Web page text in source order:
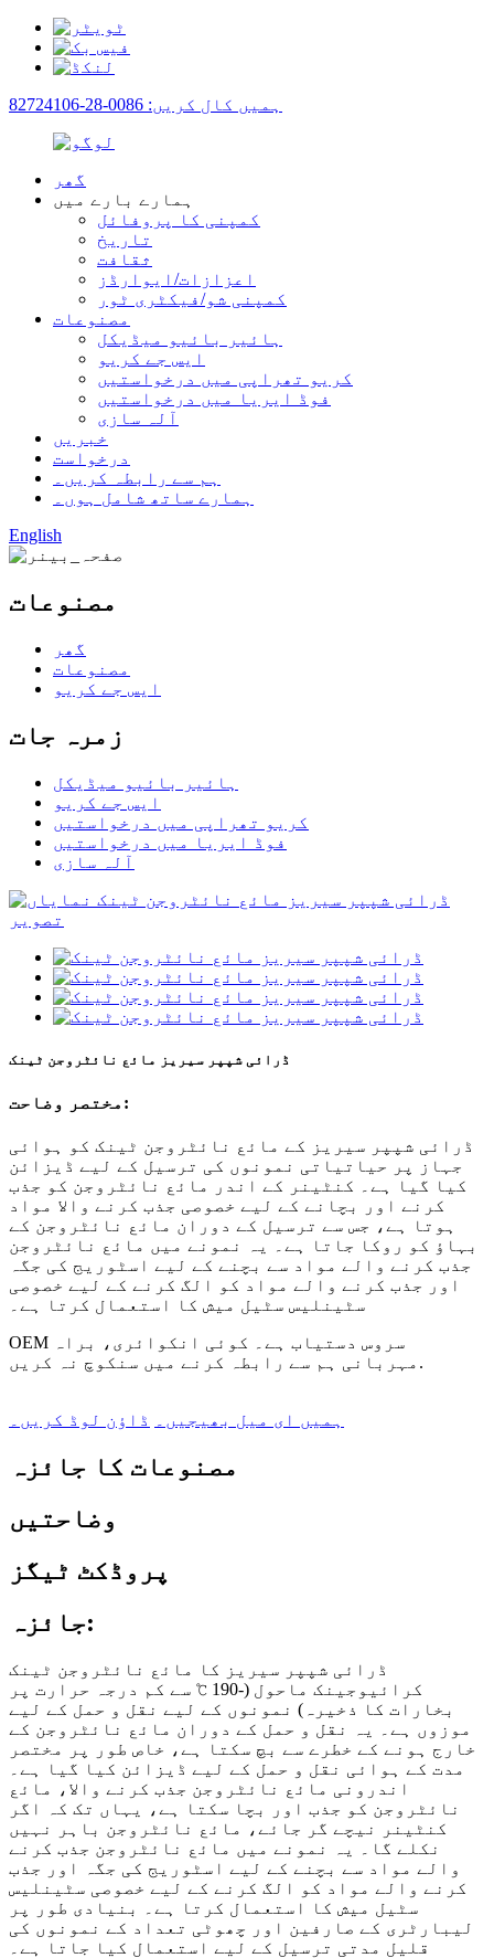
ہمیں کال کریں: 0086-28-82724106
گھر
ہمارے بارے میں
کمپنی کا پروفائل
تاریخ
ثقافت
اعزازات/ایوارڈز
کمپنی شو/فیکٹری ٹور
مصنوعات
ہائیر بائیو میڈیکل
ایس جے کریو
کریو تھراپی میں درخواستیں
فوڈ ایریا میں درخواستیں
آلہ سازی
خبریں
درخواست
ہم سے رابطہ کریں۔
ہمارے ساتھ شامل ہوں۔
English
مصنوعات
گھر
مصنوعات
ایس جے کریو
زمرہ جات
ہائیر بائیو میڈیکل
ایس جے کریو
کریو تھراپی میں درخواستیں
فوڈ ایریا میں درخواستیں
آلہ سازی
ڈرائی شپپر سیریز مائع نائٹروجن ٹینک
مختصر وضاحت:
ڈرائی شپپر سیریز کے مائع نائٹروجن ٹینک کو ہوائی
جہاز پر حیاتیاتی نمونوں کی ترسیل کے لیے ڈیزائن
کیا گیا ہے۔ کنٹینر کے اندر مائع نائٹروجن کو جذب
کرنے اور بچانے کے لیے خصوصی جذب کرنے والا مواد
ہوتا ہے، جس سے ترسیل کے دوران مائع نائٹروجن کے
بہاؤ کو روکا جاتا ہے۔ یہ نمونے میں مائع نائٹروجن
جذب کرنے والے مواد سے بچنے کے لیے اسٹوریج کی جگہ
اور جذب کرنے والے مواد کو الگ کرنے کے لیے خصوصی
سٹینلیس سٹیل میش کا استعمال کرتا ہے۔
OEM سروس دستیاب ہے۔ کوئی انکوائری، براہ
مہربانی ہم سے رابطہ کرنے میں سنکوچ نہ کریں.
ہمیں ای میل بھیجیں۔ ڈاؤن لوڈ کریں۔
مصنوعات کا جائزہ
وضاحتیں
پروڈکٹ ٹیگز
جائزہ:
ڈرائی شپپر سیریز کا مائع نائٹروجن ٹینک
کرائیوجینک ماحول (-190 ℃ سے کم درجہ حرارت پر
بخارات کا ذخیرہ) نمونوں کے لیے نقل و حمل کے لیے
موزوں ہے۔ یہ نقل و حمل کے دوران مائع نائٹروجن کے
خارج ہونے کے خطرے سے بچ سکتا ہے، خاص طور پر مختصر
مدت کے ہوائی نقل و حمل کے لیے ڈیزائن کیا گیا ہے۔
اندرونی مائع نائٹروجن جذب کرنے والا، مائع
نائٹروجن کو جذب اور بچا سکتا ہے، یہاں تک کہ اگر
کنٹینر نیچے گر جائے، مائع نائٹروجن باہر نہیں
نکلے گا۔ یہ نمونے میں مائع نائٹروجن جذب کرنے
والے مواد سے بچنے کے لیے اسٹوریج کی جگہ اور جذب
کرنے والے مواد کو الگ کرنے کے لیے خصوصی سٹینلیس
سٹیل میش کا استعمال کرتا ہے۔ بنیادی طور پر
لیبارٹری کے صارفین اور چھوٹی تعداد کے نمونوں کی
قلیل مدتی ترسیل کے لیے استعمال کیا جاتا ہے۔